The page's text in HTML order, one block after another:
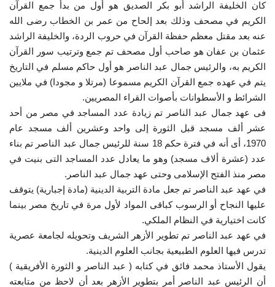
إرث جمال عبدالناصر
أخبار
شروط وأحكام منحة ناصر للقيادة الدولية
منحة ناصر للقيادة الدولية
مرجعياتنا
المواطن العالمي
الرواد
وثائق
كان الخليفة الراشد أبو بكر الصديق هو أول من بدأ جمع القرآن
الكريم في مصحف وذلك بعد إلحاح من عمر بن الخطاب رضى الله
عنه بعد مقتل معظم حفظة القرآن في حروب الردة، والخليفة الراشد
عثمان بن عفان هو صاحب أول مصحف تم جمع وترتيب سور القرآن
الكريم به، والرئيس جمال عبد الناصر هو أول حاكم مسلم في التاريخ
يتم في عهده جمع القرآن الكريم مسموعا (مرتلا و مجودا) في ملايين
الشرائط و الأسطوانات بأصوات القراء المصريين.
فى عهد جمال عبد الناصر تم زيادة عدد المساجد في مصر من أحد
عشر ألف مسجد قبل الثورة إلى واحد وعشرين ألف مسجد عام
1970، أى أنه في فترة حكم 18 سنة للرئيس جمال عبد الناصر تم بناء
عدد (عشرة ألاف مسجد) وهو ما يعادل عدد المساجد التى بنيت في
مصر منذ الفتح الإسلامى وحتى عهد جمال عبد الناصر.
في عهد عبد الناصر تم جعل مادة التربية الدينية (مادة إجبارية) يتوقف
عليها النجاح أو الرسوب كباقى المواد لأول مرة في تاريخ مصر بينما
كانت اختيارية في النظام الملكي.
في عهد عبد الناصر تم تطوير الأزهر الشريف وتحويله لجامعة عصرية
تدرس فيها العلوم الطبيعية بجانب العلوم الدينية.
يقول الأستاذ محمد فائق في كتابه ( عبد الناصر و الثورة الأفريقية )
أن الرئيس عبد الناصر أمر بتطوير الأزهر بعد أن لاحظ من متابعته